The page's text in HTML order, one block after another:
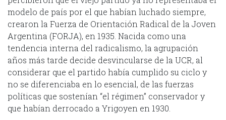
modelo de país por el que habían luchado siempre,
crearon la Fuerza de Orientación Radical de la Joven
Argentina (FORJA), en 1935. Nacida como una
tendencia interna del radicalismo, la agrupación
años más tarde decide desvincularse de la UCR, al
considerar que el partido había cumplido su ciclo y
no se diferenciaba en lo esencial, de las fuerzas
políticas que sostenían “el régimen” conservador y
que habían derrocado a Yrigoyen en 1930.